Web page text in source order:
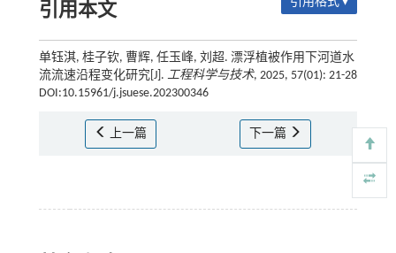
引用本文
单钰淇, 桂子钦, 曹辉, 任玉峰, 刘超. 漂浮植被作用下河道水
流流速沿程变化研究[J]. 工程科学与技术, 2025, 57(01): 21-28
DOI:10.15961/j.jsuese.202300346
上一篇 下一篇